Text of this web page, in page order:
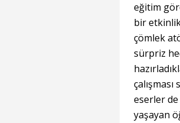
eğitim
bir
çömlek
sürpriz
eserler
yaşayan